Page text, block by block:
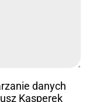
danych
Kasperek